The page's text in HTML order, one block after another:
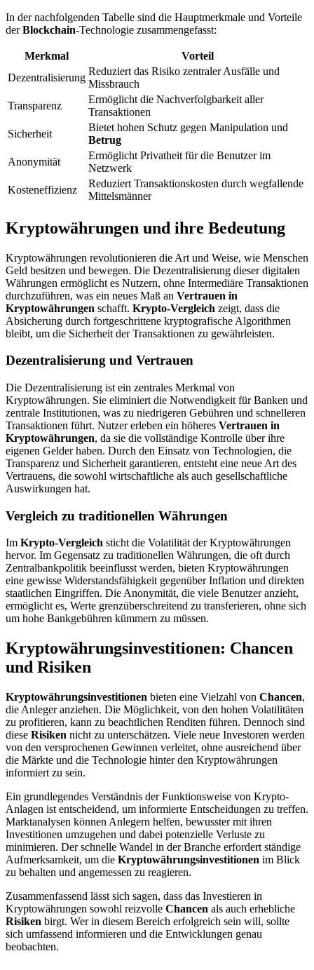
In der nachfolgenden Tabelle sind die Hauptmerkmale und Vorteile
derBlockchain-Technologie zusammengefasst:
Merkmal
Vorteil
Dezentralisierung
Reduziert das Risiko zentraler Ausfälle und
Missbrauch
Transparenz
Ermöglicht die Nachverfolgbarkeit aller
Transaktionen
Sicherheit
Bietet hohen Schutz gegen Manipulation und
Betrug
Anonymität
Ermöglicht Privatheit für die Benutzer im
Netzwerk
Kosteneffizienz
Reduziert Transaktionskosten durch wegfallende
Mittelsmänner
Kryptowährungen und ihre Bedeutung
Kryptowährungen revolutionieren die Art und Weise, wie Menschen
Geld besitzen und bewegen. Die Dezentralisierung dieser digitalen
Währungen ermöglicht es Nutzern, ohne Intermediäre Transaktionen
durchzuführen, was ein neues Maß an Vertrauen in
Kryptowährungen schafft. Krypto-Vergleich zeigt, dass die
Absicherung durch fortgeschrittene kryptografische Algorithmen
bleibt, um die Sicherheit der Transaktionen zu gewährleisten.
Dezentralisierung und Vertrauen
Die Dezentralisierung ist ein zentrales Merkmal von
Kryptowährungen. Sie eliminiert die Notwendigkeit für Banken und
zentrale Institutionen, was zu niedrigeren Gebühren und schnelleren
Transaktionen führt. Nutzer erleben ein höheres Vertrauen in
Kryptowährungen, da sie die vollständige Kontrolle über ihre
eigenen Gelder haben. Durch den Einsatz von Technologien, die
Transparenz und Sicherheit garantieren, entsteht eine neue Art des
Vertrauens, die sowohl wirtschaftliche als auch gesellschaftliche
Auswirkungen hat.
Vergleich zu traditionellen Währungen
Im Krypto-Vergleich sticht die Volatilität der Kryptowährungen
hervor. Im Gegensatz zu traditionellen Währungen, die oft durch
Zentralbankpolitik beeinflusst werden, bieten Kryptowährungen
eine gewisse Widerstandsfähigkeit gegenüber Inflation und direkten
staatlichen Eingriffen. Die Anonymität, die viele Benutzer anzieht,
ermöglicht es, Werte grenzüberschreitend zu transferieren, ohne sich
um hohe Bankgebühren kümmern zu müssen.
Kryptowährungsinvestitionen: Chancen
und Risiken
Kryptowährungsinvestitionen bieten eine Vielzahl von Chancen,
die Anleger anziehen. Die Möglichkeit, von den hohen Volatilitäten
zu profitieren, kann zu beachtlichen Renditen führen. Dennoch sind
diese Risiken nicht zu unterschätzen. Viele neue Investoren werden
von den versprochenen Gewinnen verleitet, ohne ausreichend über
die Märkte und die Technologie hinter den Kryptowährungen
informiert zu sein.
Ein grundlegendes Verständnis der Funktionsweise von Krypto-
Anlagen ist entscheidend, um informierte Entscheidungen zu treffen.
Marktanalysen können Anlegern helfen, bewusster mit ihren
Investitionen umzugehen und dabei potenzielle Verluste zu
minimieren. Der schnelle Wandel in der Branche erfordert ständige
Aufmerksamkeit, um die Kryptowährungsinvestitionen im Blick
zu behalten und angemessen zu reagieren.
Zusammenfassend lässt sich sagen, dass das Investieren in
Kryptowährungen sowohl reizvolle Chancen als auch erhebliche
Risiken birgt. Wer in diesem Bereich erfolgreich sein will, sollte
sich umfassend informieren und die Entwicklungen genau
beobachten.